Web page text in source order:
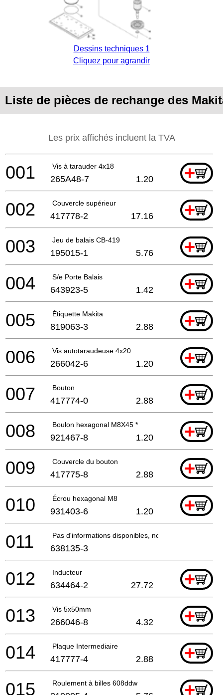
Dessins techniques 1
Cliquez pour agrandir
Liste de pièces de rechange des
Les prix affichés incluent la TVA
Vis à tarauder 4x18 +
001 265A48-7 1.20
Couvercle supérieur +
002 417778-2 17.16
Jeu de balais CB-419 +
003 195015-1 5.76
S/e Porte Balais +
004 643923-5 1.42
Étiquette Makita +
005 819063-3 2.88
Vis autotaraudeuse 4x20 +
006 266042-6 1.20
Bouton +
007 417774-0 2.88
Boulon hexagonal M8X45 * +
008 921467-8 1.20
Couvercle du bouton +
009 417775-8 2.88
Écrou hexagonal M8 +
010 931403-6 1.20
Pas d'informations disponibles, non commandable
011 638135-3
Inducteur +
012 634464-2 27.72
Vis 5x50mm +
013 266046-8 4.32
Plaque Intermediaire +
014 417777-4 2.88
Roulement à billes 608ddw +
015